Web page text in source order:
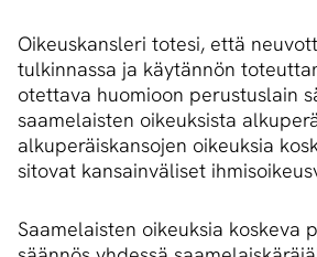
Oikeuskansleri totesi, että
tulkinnassa ja käytännön
otettava huomioon perustuslain
saamelaisten oikeuksista
alkuperäiskansojen oikeuksia
sitovat kansainväliset
Saamelaisten oikeuksia koskeva